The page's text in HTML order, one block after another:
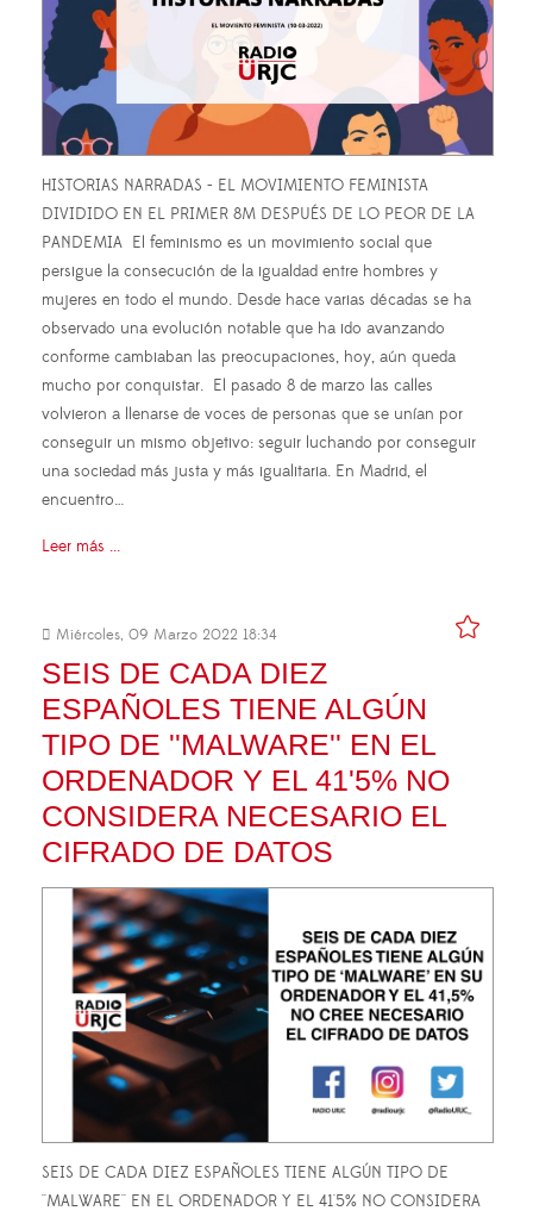
HISTORIAS NARRADAS - EL MOVIMIENTO FEMINISTA
DIVIDIDO EN EL PRIMER 8M DESPUÉS DE LO PEOR DE LA
PANDEMIA El feminismo es un movimiento social que
persigue la consecución de la igualdad entre hombres y
mujeres en todo el mundo. Desde hace varias décadas se ha
observado una evolución notable que ha ido avanzando
conforme cambiaban las preocupaciones, hoy, aún queda
mucho por conquistar. El pasado 8 de marzo las calles
volvieron a llenarse de voces de personas que se unían por
conseguir un mismo objetivo: seguir luchando por conseguir
una sociedad más justa y más igualitaria. En Madrid, el
encuentro…
Leer más ...
Miércoles, 09 Marzo 2022 18:34
SEIS DE CADA DIEZ
ESPAÑOLES TIENE ALGÚN
TIPO DE ''MALWARE'' EN EL
ORDENADOR Y EL 41'5% NO
CONSIDERA NECESARIO EL
CIFRADO DE DATOS
SEIS DE CADA DIEZ ESPAÑOLES TIENE ALGÚN TIPO DE
''MALWARE'' EN EL ORDENADOR Y EL 41'5% NO CONSIDERA